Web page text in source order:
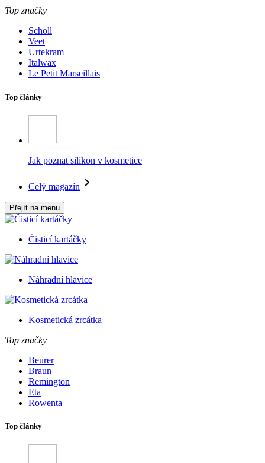
Top značky
Scholl
Veet
Urtekram
Italwax
Le Petit Marseillais
Top články
Jak poznat silikon v kosmetice
Celý magazín
Přejít na menu
Čisticí kartáčky
Náhradní hlavice
Kosmetická zrcátka
Top značky
Beurer
Braun
Remington
Eta
Rowenta
Top články